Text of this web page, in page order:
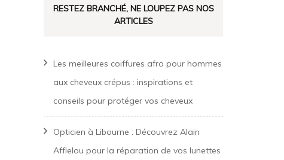
RESTEZ BRANCHÉ, NE LOUPEZ PAS NOS
ARTICLES
Les meilleures coiffures afro pour hommes
aux cheveux crépus : inspirations et
conseils pour protéger vos cheveux
Opticien à Libourne : Découvrez Alain
Afflelou pour la réparation de vos lunettes